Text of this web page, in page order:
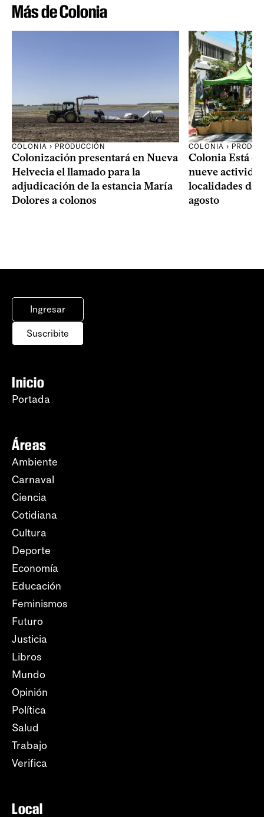
Más de Colonia
COLONIA › PRODUCCIÓN
Colonización presentará en Nueva
Helvecia el llamado para la
adjudicación de la estancia María
Dolores a colonos
COLONIA ›
Colonia Está
nueve
localidades del
agosto
Ingresar
Suscribite
Inicio
Portada
Áreas
Ambiente
Carnaval
Ciencia
Cotidiana
Cultura
Deporte
Economía
Educación
Feminismos
Futuro
Justicia
Libros
Mundo
Opinión
Política
Salud
Trabajo
Verifica
Local